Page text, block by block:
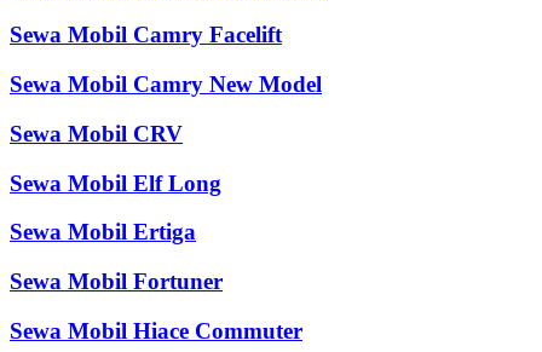
Sewa Mobil Camry Facelift
Sewa Mobil Camry New Model
Sewa Mobil CRV
Sewa Mobil Elf Long
Sewa Mobil Ertiga
Sewa Mobil Fortuner
Sewa Mobil Hiace Commuter